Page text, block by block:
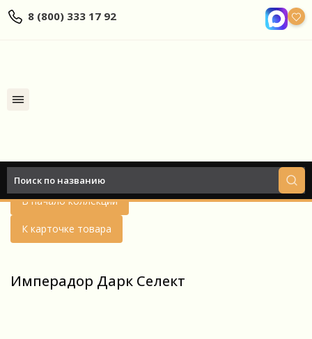
8 (800) 333 17 92
Назад
В начало коллекции
К карточке товара
Имперадор Дарк Селект